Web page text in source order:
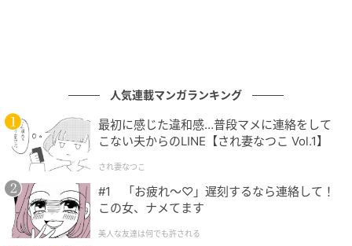
人気連載マンガランキング
最初に感じた違和感…普段マメに連絡をして
こない夫からのLINE【され妻なつこ Vol.1】
され妻なつこ
#1 「お疲れ〜♡」遅刻するなら連絡して！
この女、ナメてます
美人な友達は何でも許される